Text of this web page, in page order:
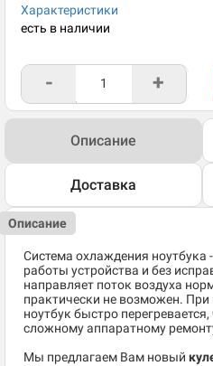
Характеристики
есть в наличии
- +
Описание
Доставка
Описание
Система охлаждения
работы устройства и без
направляет поток воздуха
практически не возможен.
ноутбук быстро
сложному аппаратному
Мы предлагаем Вам новый